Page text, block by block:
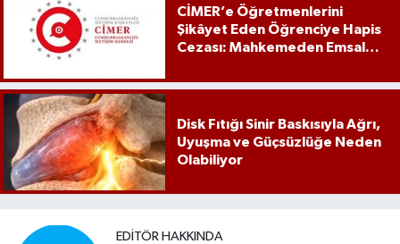
CİMER’e Öğretmenlerini
Şikâyet Eden Öğrenciye Hapis
Cezası: Mahkemeden Emsal
Disk Fıtığı Sinir Baskısıyla Ağrı,
Uyuşma ve Güçsüzlüğe Neden
Olabiliyor
EDITÖR HAKKINDA